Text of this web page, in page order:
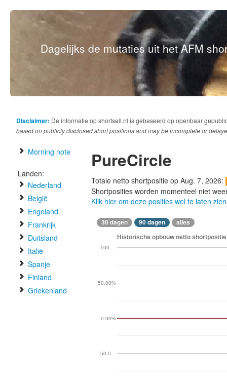
Dagelijks de mutaties uit het AFM
Disclaimer: De informatie op shortsell.nl is gebaseerd op openbaar
based on publicly disclosed short positions and may be incomplete or
Morning note
Landen:
Nederland
België
Engeland
Frankrijk
Duitsland
Italië
Spanje
Finland
Griekenland
PureCircle
Totale netto shortpositie op Aug. 7, 2026:
Shortposities worden momenteel niet
Klik hier om deze posities wel te laten zien
30 dagen 90 dagen alles
Historische opbouw netto
-50.0…
0.00%
50.00%
100.…